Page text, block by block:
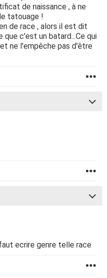
de naissance , à ne
tatouage !
de race , alors il est dit
que c'est un batard...Ce qui
ne l'empêche pas d'être
ecrire genre telle race